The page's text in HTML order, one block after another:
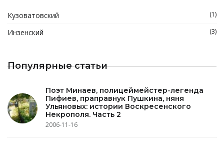
Кузоватовский (1)
Инзенский (3)
Популярные статьи
Поэт Минаев, полицеймейстер-легенда
Пифиев, праправнук Пушкина, няня
Ульяновых: истории Воскресенского
Некрополя. Часть 2
2006-11-16